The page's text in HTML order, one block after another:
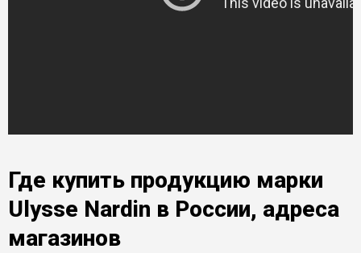
Где купить продукцию марки
Ulysse Nardin в России, адреса
магазинов